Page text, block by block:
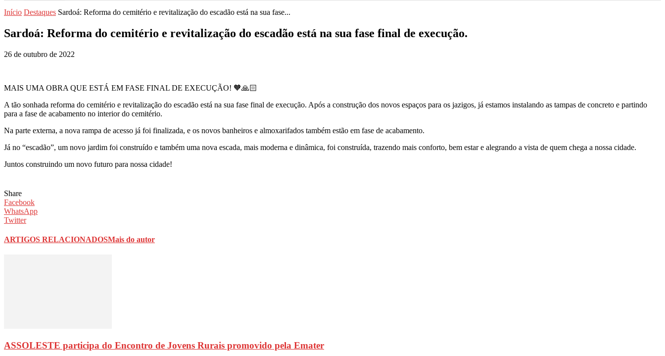
Início Destaques Sardoá: Reforma do cemitério e revitalização do escadão está na sua fase...
Sardoá: Reforma do cemitério e revitalização do escadão está na sua fase final de execução.
26 de outubro de 2022
MAIS UMA OBRA QUE ESTÁ EM FASE FINAL DE EXECUÇÃO! 🧡🙏🏻
A tão sonhada reforma do cemitério e revitalização do escadão está na sua fase final de execução. Após a construção dos novos espaços para os jazigos, já estamos instalando as tampas de concreto e partindo
para a fase de acabamento no interior do cemitério.
Na parte externa, a nova rampa de acesso já foi finalizada, e os novos banheiros e almoxarifados também estão em fase de acabamento.
Já no “escadão”, um novo jardim foi construído e também uma nova escada, mais moderna e dinâmica, foi construída, trazendo mais conforto, bem estar e alegrando a vista de quem chega a nossa cidade.
Juntos construindo um novo futuro para nossa cidade!
Share
Facebook
WhatsApp
Twitter
ARTIGOS RELACIONADOSMais do autor
ASSOLESTE participa do Encontro de Jovens Rurais promovido pela Emater